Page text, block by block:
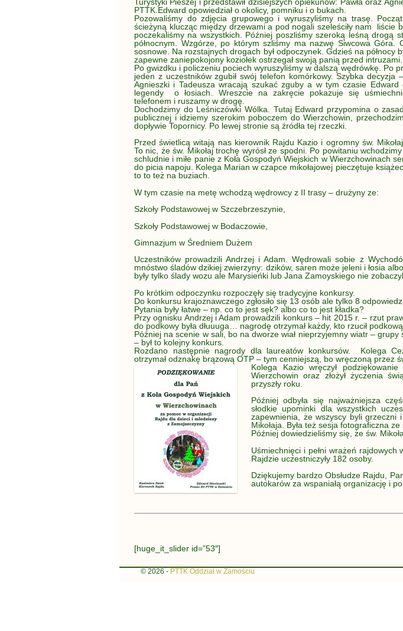
PTTK.Edward opowiedział o okolicy, pomniku i o bukach.
Pozowaliśmy do zdjęcia grupowego i wyruszyliśmy na trasę.
ścieżyną klucząc między drzewami a pod nogali szeleściły nam liście
poczekaliśmy na wszystkich. Później poszliśmy szeroką leśną drogą
północnym. Wzgórze, po którym szliśmy ma nazwę Siwcowa Góra.
sosnowe. Na rozstajnych drogach był odpoczynek. Gdzieś na północy
zapewne zaniepokojony koziołek ostrzegał swoją panią przed intruzami.
Po gwizdku i policzeniu pociech wyruszyliśmy w dalszą wędrówkę. Po
jeden z uczestników zgubił swój telefon komórkowy. Szybka decyzja
Agnieszki i Tadeusza wracają szukać zguby a w tym czasie Edward
legendy o łosiach. Wreszcie na zakręcie pokazuje się
telefonem i ruszamy w drogę.
Dochodzimy do Leśniczówki Wólka. Tutaj Edward przypomina o
publicznej i idziemy szerokim poboczem do Wierzchowin,
dopływie Topornicy. Po lewej stronie są źródła tej rzeczki.
Przed świetlicą witają nas kierownik Rajdu Kazio i ogromny św.
To nic, że św. Mikołaj trochę wyrósł ze spodni. Po powitaniu
schludnie i miłe panie z Koła Gospodyń Wiejskich w Wierzchowinach
do picia napoju. Kolega Marian w czapce mikołajowej pieczętuje
to to też na buziach.
W tym czasie na metę wchodzą wędrowcy z II trasy – drużyny ze:
Szkoły Podstawowej w Szczebrzeszynie,
Szkoły Podstawowej w Bodaczowie,
Gimnazjum w Średniem Dużem
Uczestników prowadzili Andrzej i Adam. Wędrowali sobie z
mnóstwo śladów dzikiej zwierzyny: dzików, saren może jeleni i łosia
były tylko ślady wozu ale Marysieńki lub Jana Zamoyskiego nie
Po krótkim odpoczynku rozpoczęły się tradycyjne konkursy.
Do konkursu krajoznawczego zgłosiło się 13 osób ale tylko 8
Pytania były łatwe – np. co to jest sęk? albo co to jest kładka?
Przy ognisku Andrzej i Adam prowadzili konkurs – hit 2015 r. – rzut
do podkowy była dłuuuga… nagrodę otrzymał każdy, kto rzucił podkową
Później na scenie w sali, bo na dworze wiał nieprzyjemny wiatr – grupy
– był to kolejny konkurs.
Rozdano następnie nagrody dla laureatów konkursów. Kolega
otrzymał odznakę brązową OTP – tym cenniejszą, bo wręczoną przez
Kolega Kazio wręczył
Wierzchowin oraz złożył życzenia
przyszły roku.
Później odbyła się najważniejsza
słodkie upominki dla wszystkich
zapewnienia, że wszyscy byli grzeczni
Mikołaja. Była też sesja fotograficzna ze
Później dowiedzieliśmy się, że św.
Uśmiechnięci i pełni wrażeń rajdowych
Rajdzie uczestniczyły 182 osoby.
Dziękujemy bardzo Obsłudze Rajdu,
autokarów za wspaniałą organizację i
[huge_it_slider id=”53″]
© 2026 - PTTK Oddział w Zamościu